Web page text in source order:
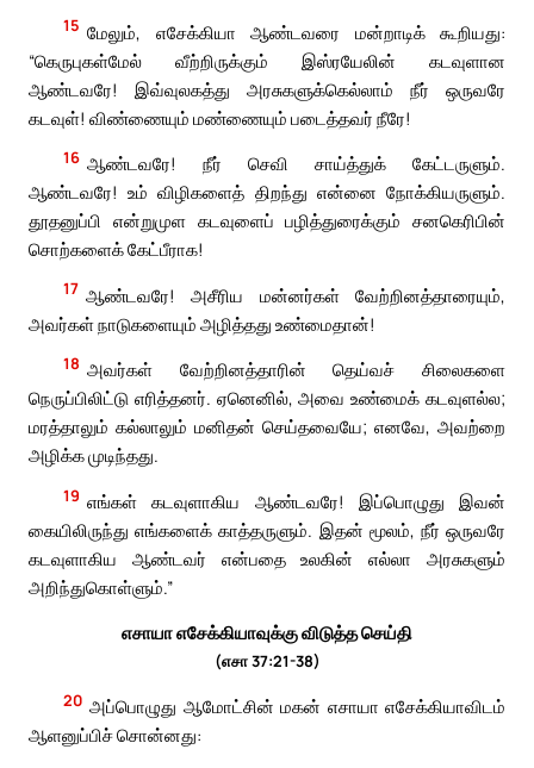
15 மேலும், எசேக்கியா ஆண்டவரை மன்றாடிக் கூறியது:
“கெருபுகள்மேல் வீற்றிருக்கும் இஸ்ரயேலின் கடவுளான
ஆண்டவரே! இவ்வுலகத்து அரசுகளுக்கெல்லாம் நீர் ஒருவரே
கடவுள்! விண்ணையும் மண்ணையும் படைத்தவர் நீரே!
16 ஆண்டவரே! நீர் செவி சாய்த்துக் கேட்டருளும்.
ஆண்டவரே! உம் விழிகளைத் திறந்து என்னை நோக்கியருளும்.
தூதனுப்பி என்றுமுள கடவுளைப் பழித்துரைக்கும் சனகெரிபின்
சொற்களைக் கேட்பீராக!
17 ஆண்டவரே! அசீரிய மன்னர்கள் வேற்றினத்தாரையும்,
அவர்கள் நாடுகளையும் அழித்தது உண்மைதான்!
18 அவர்கள் வேற்றினத்தாரின் தெய்வச் சிலைகளை
நெருப்பிலிட்டு எரித்தனர். ஏனெனில், அவை உண்மைக் கடவுளல்ல;
மரத்தாலும் கல்லாலும் மனிதன் செய்தவையே; எனவே, அவற்றை
அழிக்க முடிந்தது.
19 எங்கள் கடவுளாகிய ஆண்டவரே! இப்பொழுது இவன்
கையிலிருந்து எங்களைக் காத்தருளும். இதன் மூலம், நீர் ஒருவரே
கடவுளாகிய ஆண்டவர் என்பதை உலகின் எல்லா அரசுகளும்
அறிந்துகொள்ளும்.”
எசாயா எசேக்கியாவுக்கு விடுத்த செய்தி
(எசா 37:21-38)
20 அப்பொழுது ஆமோட்சின் மகன் எசாயா எசேக்கியாவிடம்
ஆளனுப்பிச் சொன்னது: